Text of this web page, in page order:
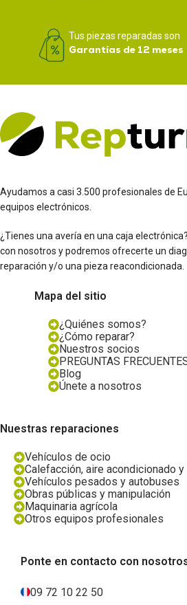
Tus piezas reparadas son
Garantías de 12 meses
Ayudamos a casi 3.500 profesionales de
equipos electrónicos.
¿Tienes una avería en una caja
con nosotros y podremos ofrecerte un
reparación y/o una pieza reacondicionada.
Mapa del sitio
¿Quiénes somos?
¿Cómo reparar?
Nuestros socios
PREGUNTAS
Blog
Únete a nosotros
Nuestras reparaciones
Vehículos de ocio
Calefacción, aire acondicionado
Vehículos pesados y autobuses
Obras públicas y manipulación
Maquinaria agrícola
Otros equipos profesionales
Ponte en contacto con
09 72 10 22 50